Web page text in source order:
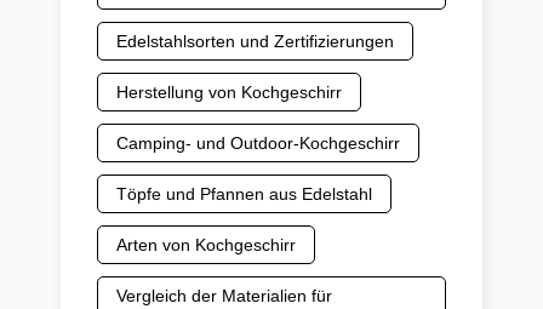
Edelstahlsorten und Zertifizierungen
Herstellung von Kochgeschirr
Camping- und Outdoor-Kochgeschirr
Töpfe und Pfannen aus Edelstahl
Arten von Kochgeschirr
Vergleich der Materialien für